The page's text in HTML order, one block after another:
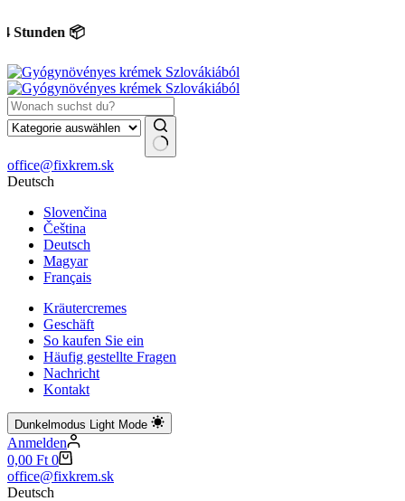
📦
Keine
Ergebnisse
office@fixkrem.sk
Deutsch
Slovenčina
Čeština
Deutsch
Magyar
Français
Kräutercremes
Geschäft
So kaufen Sie ein
Häufig gestellte Fragen
Nachricht
Kontakt
Dunkelmodus Light Mode
Anmelden
Warenkorb
0,00 Ft 0
office@fixkrem.sk
Deutsch